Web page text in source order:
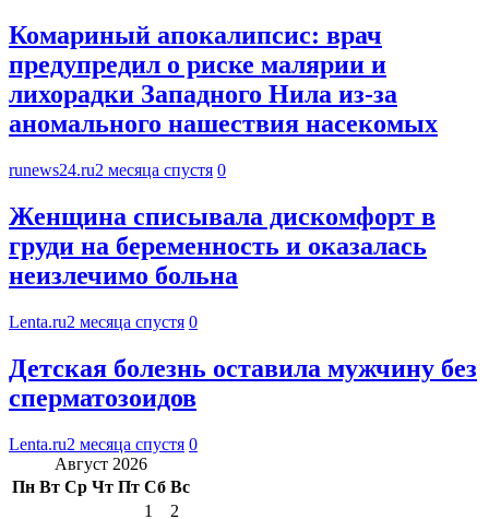
Комариный апокалипсис: врач
предупредил о риске малярии и
лихорадки Западного Нила из-за
аномального нашествия насекомых
runews24.ru2 месяца спустя 0
Женщина списывала дискомфорт в
груди на беременность и оказалась
неизлечимо больна
Lenta.ru2 месяца спустя 0
Детская болезнь оставила мужчину без
сперматозоидов
Lenta.ru2 месяца спустя 0
Август 2026
Пн Вт Ср Чт Пт Сб Вс
1
2